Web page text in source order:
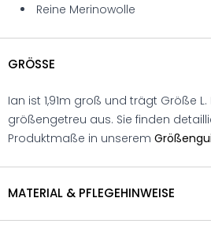
Reine Merinowolle
GRÖSSE
Ian ist 1,91m groß und trägt Größe L.
größengetreu aus. Sie finden
Produktmaße in unserem
MATERIAL & PFLEGEHINWEISE